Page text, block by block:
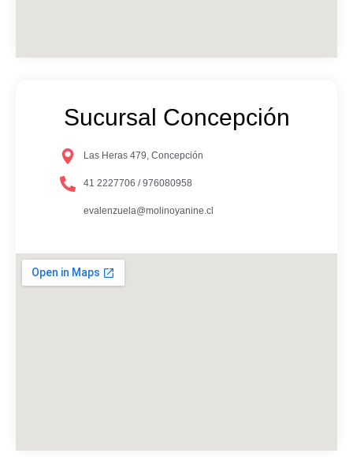
Sucursal Concepción
Las Heras 479, Concepción
41 2227706 / 976080958
evalenzuela@molinoyanine.cl